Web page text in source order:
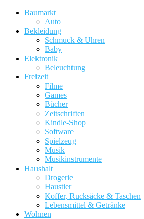
Baumarkt
Auto
Bekleidung
Schmuck & Uhren
Baby
Elektronik
Beleuchtung
Freizeit
Filme
Games
Bücher
Zeitschriften
Kindle-Shop
Software
Spielzeug
Musik
Musikinstrumente
Haushalt
Drogerie
Haustier
Koffer, Rucksäcke & Taschen
Lebensmittel & Getränke
Wohnen